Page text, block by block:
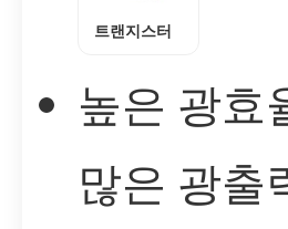
트랜지스터
높은 광효
많은 광출